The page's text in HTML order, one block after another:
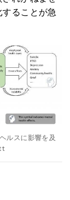
ることが急
ルスに影響を及